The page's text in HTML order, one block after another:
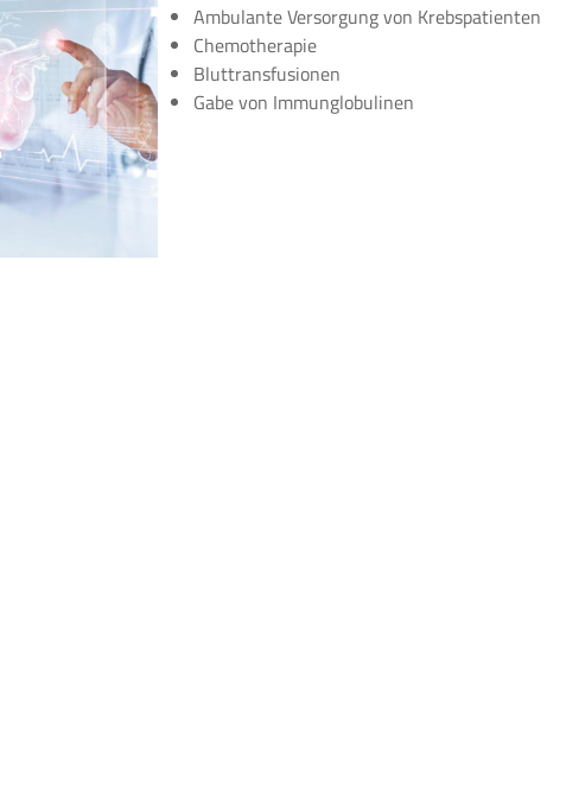
Ambulante Versorgung von Krebspatienten
Chemotherapie
Bluttransfusionen
Gabe von Immunglobulinen